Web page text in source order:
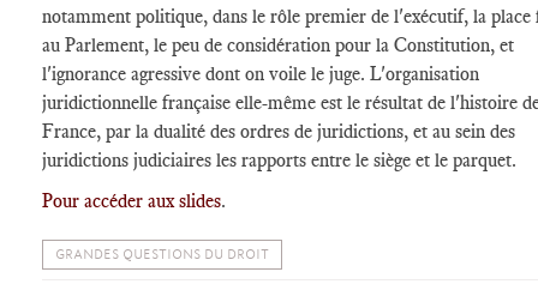
notamment politique, dans le rôle premier de l'exécutif, la place
au Parlement, le peu de considération pour la Constitution, et
l'ignorance agressive dont on voile le juge. L'organisation
juridictionnelle française elle-même est le résultat de l'histoire
France, par la dualité des ordres de juridictions, et au sein des
juridictions judiciaires les rapports entre le siège et le parquet.
Pour accéder aux slides.
GRANDES QUESTIONS DU DROIT